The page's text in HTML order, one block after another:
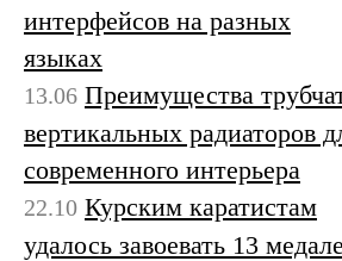
интерфейсов на разных
языках
13.06 Преимущества
вертикальных радиаторов
современного интерьера
22.10 Курским каратистам
удалось завоевать 13